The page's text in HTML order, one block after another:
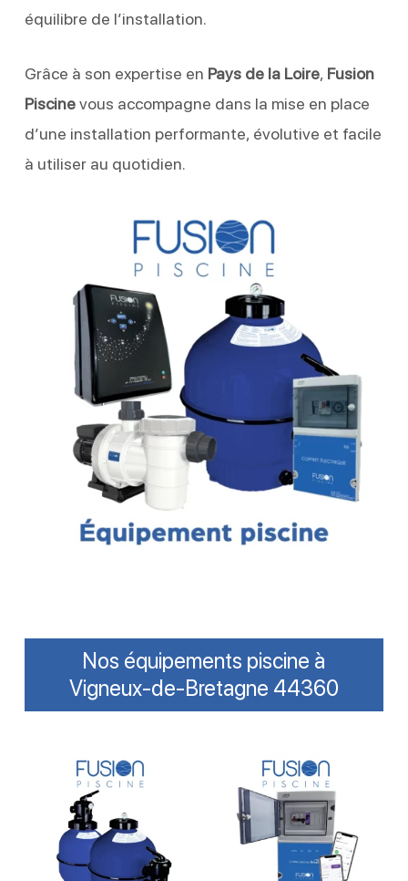
équilibre de l’installation.
Grâce à son expertise en Pays de la Loire, Fusion
Piscinevous accompagne dans la mise en place
d’une installation performante, évolutive et facile
à utiliser au quotidien.
Nos équipements piscine à
Vigneux-de-Bretagne 44360